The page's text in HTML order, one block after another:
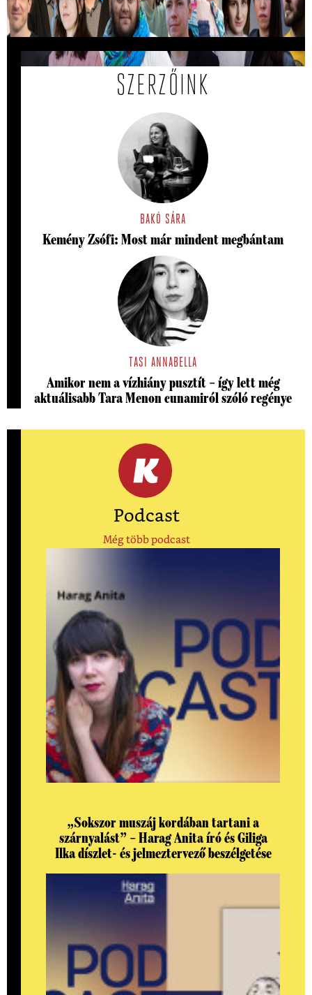
Közülük kerül ki a két győztes.
SZERZŐINK
BAKÓ SÁRA
Kemény Zsófi: Most már mindent megbántam
TASI ANNABELLA
Amikor nem a vízhiány pusztít – így lett még
aktuálisabb Tara Menon cunamiról szóló regénye
Podcast
Még több podcast
„Sokszor muszáj kordában tartani a
szárnyalást” – Harag Anita író és Giliga
Ilka díszlet- és jelmeztervező beszélgetése